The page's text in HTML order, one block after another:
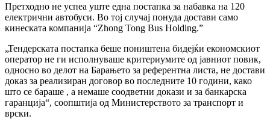
Претходно не успеа уште една постапка за набавка на 120
електрични автобуси. Во тој случај понуда достави само
кинеската компанија “Zhong Tong Bus Holding.”
„Тендерската постапка беше поништена бидејќи економскиот
оператор не ги исполнуваше критериумите од јавниот повик,
односно во делот на Барањето за референтна листа, не достави
доказ за реализиран договор во последните 10 години, како
што се бараше , а немаше соодветни докази и за банкарска
гаранција“, соопштија од Министерството за транспорт и
врски.